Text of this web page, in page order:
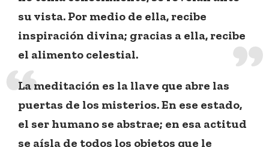
su vista. Por medio de ella, recibe
inspiración divina; gracias a ella, recibe
el alimento celestial.
La meditación es la llave que abre las
puertas de los misterios. En ese estado,
el ser humano se abstrae; en esa actitud
se aísla de todos los objetos que le